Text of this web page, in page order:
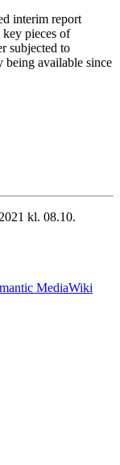
interim report
pieces of
subjected to
being available since
kl. 08.10.
MediaWiki